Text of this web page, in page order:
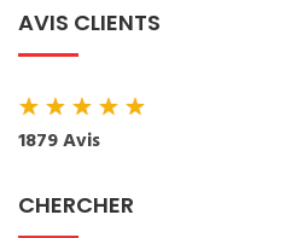
AVIS CLIENTS
★★★★★
1879 Avis
CHERCHER